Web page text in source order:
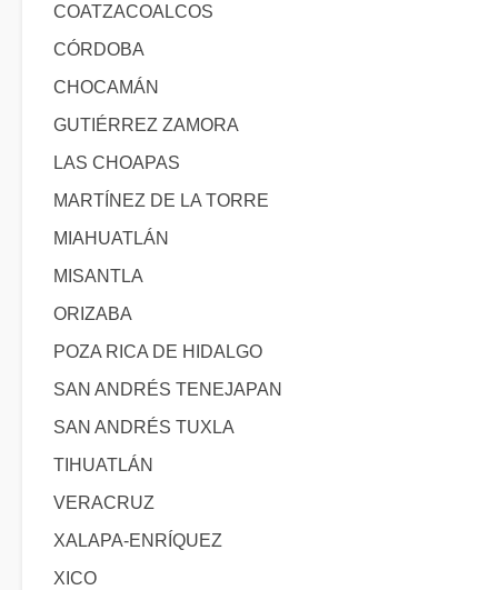
COATZACOALCOS
CÓRDOBA
CHOCAMÁN
GUTIÉRREZ ZAMORA
LAS CHOAPAS
MARTÍNEZ DE LA TORRE
MIAHUATLÁN
MISANTLA
ORIZABA
POZA RICA DE HIDALGO
SAN ANDRÉS TENEJAPAN
SAN ANDRÉS TUXLA
TIHUATLÁN
VERACRUZ
XALAPA-ENRÍQUEZ
XICO